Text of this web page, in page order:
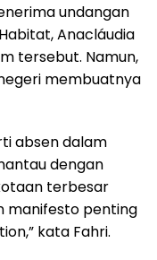
undangan
Anacláudia
tersebut. Namun,
membuatnya
absen dalam
dengan
terbesar
manifesto penting
kata Fahri.